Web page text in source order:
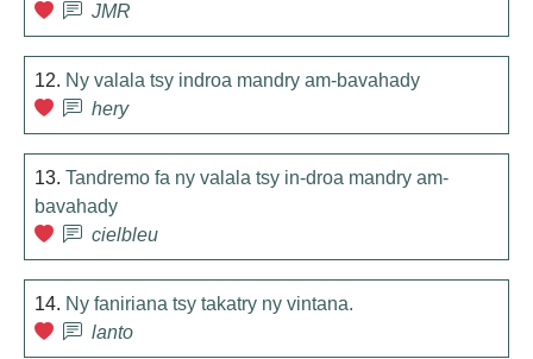
JMR
12. Ny valala tsy indroa mandry am-bavahady
hery
13. Tandremo fa ny valala tsy in-droa mandry am-
bavahady
cielbleu
14. Ny faniriana tsy takatry ny vintana.
lanto